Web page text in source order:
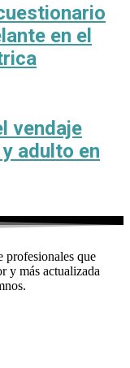
en el
vendaje
adulto en
profesionales que
y más actualizada